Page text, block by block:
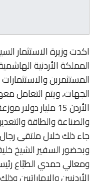
اكدت وزيرة الاستثمار
المملكة الأردنية
المستثمرين
الجهات، ويتم التعامل
الأردن 15 مليار
والصناعة والطاقة
جاء ذلك خلال ملتقى رجال
وبحضور السفير الشيخ
ومعالي حمدي الطبّاع
الأردنيين والإماراتيين